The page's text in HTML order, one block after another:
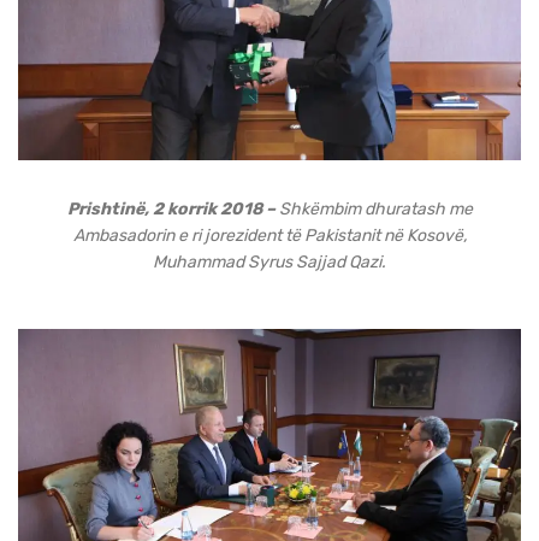
Prishtinë, 2 korrik 2018 –Shkëmbim dhuratash me
Ambasadorin e ri jorezident të Pakistanit në Kosovë,
Muhammad Syrus Sajjad Qazi.